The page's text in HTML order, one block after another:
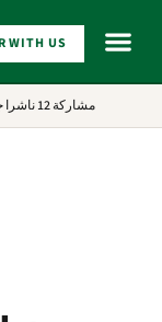
WITH US
مشاركة 12 ناشرا جزائريا في معرض الإسكندرية الدولي للكتاب